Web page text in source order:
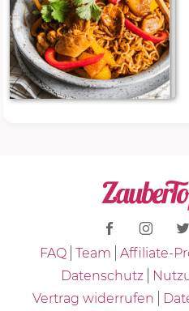
FAQ Team Affiliate-
Datenschutz
Vertrag widerrufen